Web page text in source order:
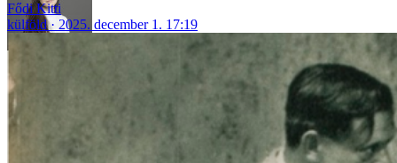
Fődi Kitti
külföld
2025. december 1. 17:19